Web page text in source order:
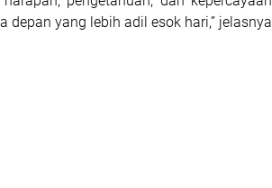
yang lebih adil esok hari,” jelasnya